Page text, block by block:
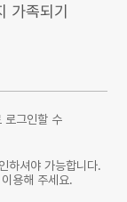
가족되기
로그인할 수
하셔야 가능합니다.
용해 주세요.